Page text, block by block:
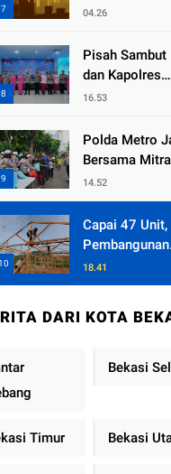
Kabupaten
Cinlok Juga
Gak ?
04.26
Pisah Sambut
dan Kapolres
Jajaran,
Tekankan
Pelayanan
16.53
Polda Metro
Bersama Mitra
Gelar Jumat
Peduli
Kepedulian
14.52
Capai 47 Unit,
Pembangunan
Huntara Sat
Brimob Polda
Berjalan di
18.41
DARI KOTA
Bekasi
Timur Bekasi